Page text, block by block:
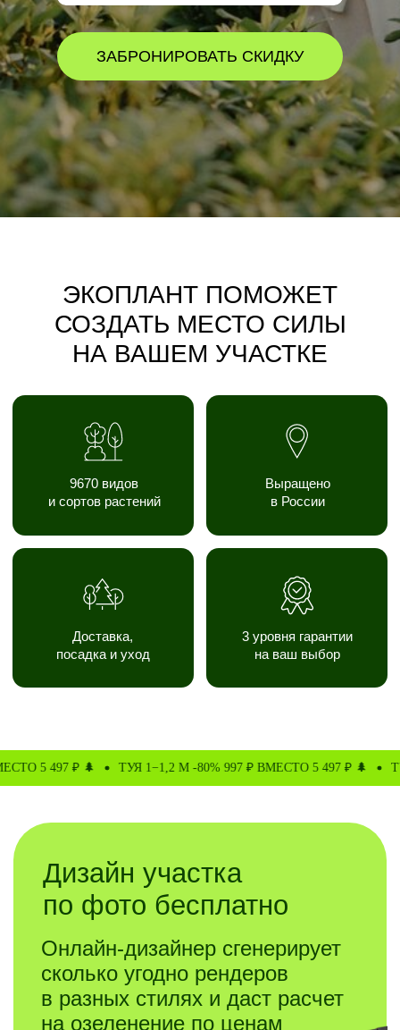
ЗАБРОНИРОВАТЬ СКИДКУ
Выращено
в России
9670 видов
и сортов растений
ЭКОПЛАНТ ПОМОЖЕТ
СОЗДАТЬ МЕСТО СИЛЫ
НА ВАШЕМ УЧАСТКЕ
1−1,2 М -80% 997 ₽ ВМЕСТО 5 497 ₽ 🌲 ТУЯ 1−1,2 М -80%
Дизайн участка
по фото бесплатно
Онлайн-дизайнер сгенерирует
сколько угодно рендеров
в разных стилях и даст расчет
на озеленение по ценам
нашего прайса
ПОПРОБОВАТЬ
ЭКОПЛАНТА
АВГУСТ-САДОВОД!
ДО -80% НА ВСЕ
РАСТЕНИЯ